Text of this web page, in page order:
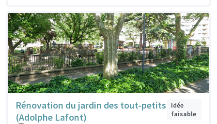
Rénovation du jardin des tout-petits
(Adolphe Lafont)
Idée
faisable